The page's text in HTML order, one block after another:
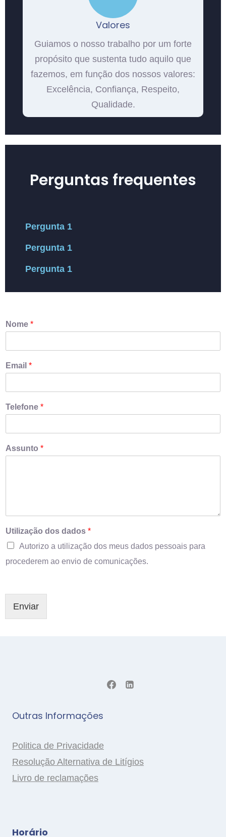
Valores
Guiamos o nosso trabalho por um forte
propósito que sustenta tudo aquilo que
fazemos, em função dos nossos valores:
Excelência, Confiança, Respeito,
Qualidade.
Perguntas frequentes
Pergunta 1
Pergunta 1
Pergunta 1
Nome *
Email *
Telefone *
Assunto *
Utilização dos dados *
Autorizo a utilização dos meus dados pessoais para
procederem ao envio de comunicações.
Enviar
Outras Informações
Politica de Privacidade
Resolução Alternativa de Litígios
Livro de reclamações
Horário